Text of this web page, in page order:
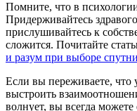
Помните, что в
Придерживайтесь
прислушивайтесь к
сложится. Почитайте
и разум при выборе
Если вы переживаете, что
выстроить
волнует, вы всегда можете